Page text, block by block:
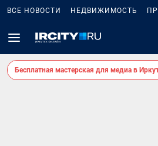
ВСЕ НОВОСТИ НЕДВИЖИМОСТЬ
Бесплатная мастерская для медиа в